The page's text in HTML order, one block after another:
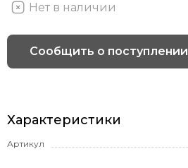
Нет в наличии
Сообщить о поступлении
Характеристики
Артикул